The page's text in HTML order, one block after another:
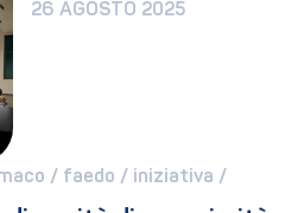
26 AGOSTO 2025
/ faedo / iniziativa /